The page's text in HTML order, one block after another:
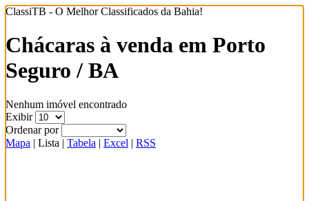
ClassiTB - O Melhor Classificados da Bahia!
Chácaras à venda em Porto
Seguro / BA
Nenhum imóvel encontrado
Exibir
Ordenar por
Mapa | Lista | Tabela | Excel | RSS